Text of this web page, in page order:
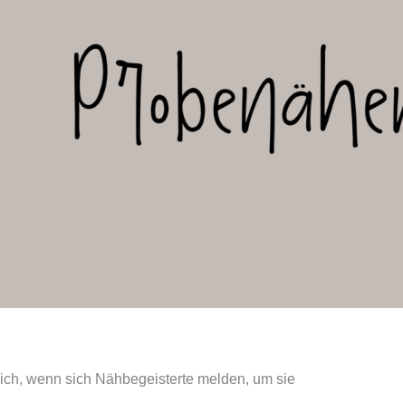
wenn sich Nähbegeisterte melden, um sie